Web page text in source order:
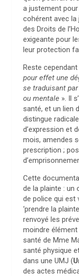
a justement
cohérent avec la
des Droits de
exigeante pour
leur protection
Reste
pour effet une
se traduisant
ou mentale ». Il
santé, et un lien
distingue
d’expression et
mois, amendes
prescription ;
Cette
de la plainte : un
de police qui est
‘prendre la
renvoyé les
moindre
santé de Mme
santé physique
dans une UMJ (
des actes